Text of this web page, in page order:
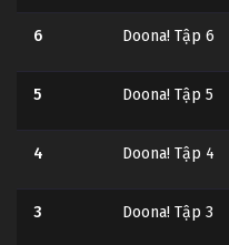
6 Doona! Tập 6
5 Doona! Tập 5
4 Doona! Tập 4
3 Doona! Tập 3